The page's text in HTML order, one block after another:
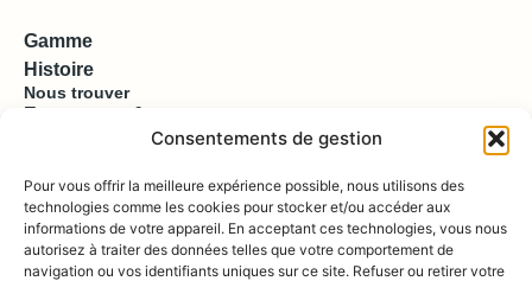
Consentements de gestion
Pour vous offrir la meilleure expérience possible, nous utilisons des
technologies comme les cookies pour stocker et/ou accéder aux
informations de votre appareil. En acceptant ces technologies, vous nous
autorisez à traiter des données telles que votre comportement de
navigation ou vos identifiants uniques sur ce site. Refuser ou retirer votre
Gamme
Histoire
Nous trouver
Espace pro & presse
EN SAVOIR PLUS
Contact
Compte
Boutique